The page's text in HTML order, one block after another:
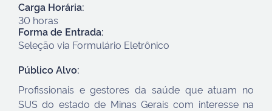
Carga Horária:
30 horas
Forma de Entrada:
Seleção via Formulário Eletrônico
Público Alvo:
Profissionais e gestores da saúde que atuam no
SUS do estado de Minas Gerais com interesse na